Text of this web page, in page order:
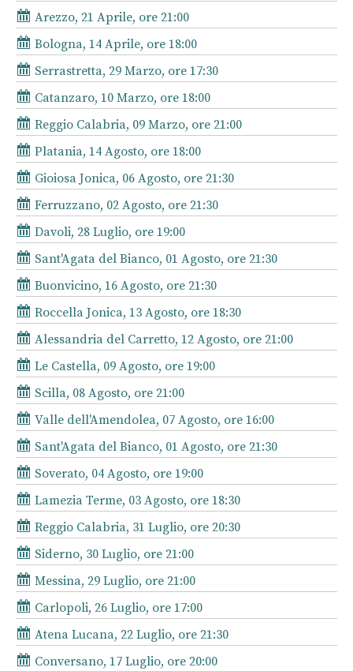
Arezzo, 21 Aprile, ore 21:00
Bologna, 14 Aprile, ore 18:00
Serrastretta, 29 Marzo, ore 17:30
Catanzaro, 10 Marzo, ore 18:00
Reggio Calabria, 09 Marzo, ore 21:00
Platania, 14 Agosto, ore 18:00
Gioiosa Jonica, 06 Agosto, ore 21:30
Ferruzzano, 02 Agosto, ore 21:30
Davoli, 28 Luglio, ore 19:00
Sant'Agata del Bianco, 01 Agosto, ore 21:30
Buonvicino, 16 Agosto, ore 21:30
Roccella Jonica, 13 Agosto, ore 18:30
Alessandria del Carretto, 12 Agosto, ore 21:00
Le Castella, 09 Agosto, ore 19:00
Scilla, 08 Agosto, ore 21:00
Valle dell'Amendolea, 07 Agosto, ore 16:00
Sant'Agata del Bianco, 01 Agosto, ore 21:30
Soverato, 04 Agosto, ore 19:00
Lamezia Terme, 03 Agosto, ore 18:30
Reggio Calabria, 31 Luglio, ore 20:30
Siderno, 30 Luglio, ore 21:00
Messina, 29 Luglio, ore 21:00
Carlopoli, 26 Luglio, ore 17:00
Atena Lucana, 22 Luglio, ore 21:30
Conversano, 17 Luglio, ore 20:00